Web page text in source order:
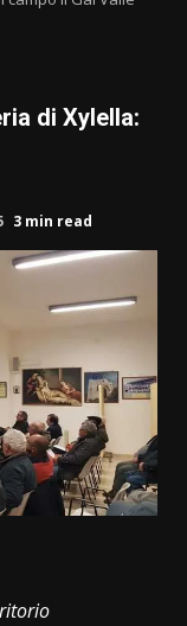
di Xylella:
3 min read